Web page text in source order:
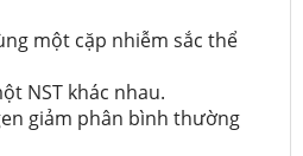
một cặp nhiễm sắc thể
NST khác nhau.
giảm phân bình thường